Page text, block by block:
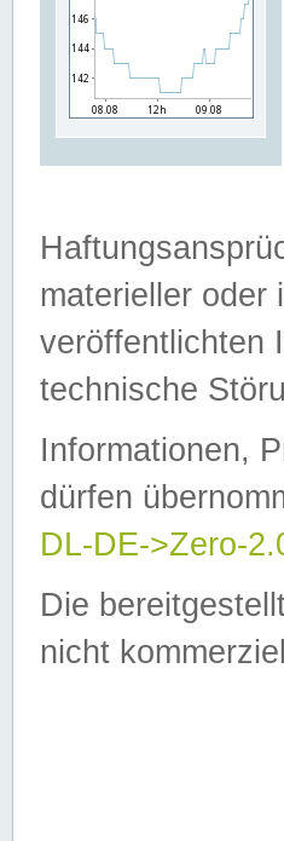
materieller oder
veröffentlichten
technische
Informationen,
dürfen
DL-DE->Zero-
Die
nicht